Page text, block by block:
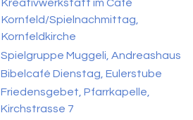
Kreativwerkstatt im Café
Kornfeld/Spielnachmittag,
Kornfeldkirche
Spielgruppe Muggeli, Andreashaus
Bibelcafé Dienstag, Eulerstube
Friedensgebet, Pfarrkapelle,
Kirchstrasse 7